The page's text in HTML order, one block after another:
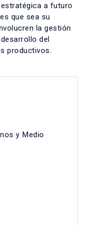
a futuro
que sea su
la gestión
del
productivos.
y Medio